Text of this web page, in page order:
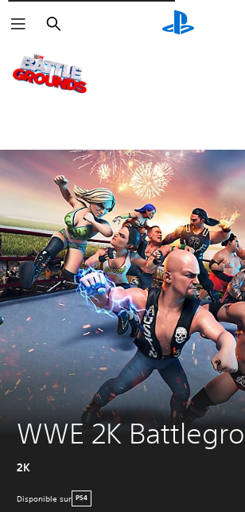
Rechercher
WWE 2K
2K
Disponible sur PS4